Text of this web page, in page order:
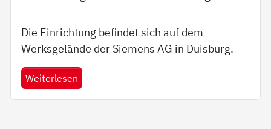
Die Einrichtung befindet sich auf dem
Werksgelände der Siemens AG in Duisburg.
Weiterlesen